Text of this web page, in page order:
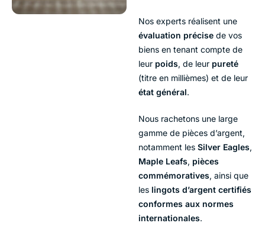
Nos experts réalisent une
évaluation précise de vos
biens en tenant compte de
leur poids, de leur pureté
(titre en millièmes) et de leur
état général.
Nous rachetons une large
gamme de pièces d’argent,
notamment les Silver Eagles,
Maple Leafs, pièces
commémoratives, ainsi que
les lingots d’argent certifiés
conformes aux normes
internationales.